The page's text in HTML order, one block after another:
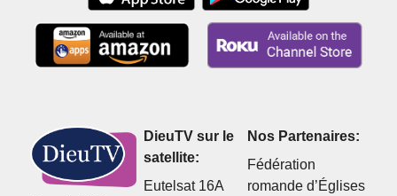
DieuTV sur le
satellite:
Eutelsat 16A
Nos Partenaires:
Fédération
romande d’Églises